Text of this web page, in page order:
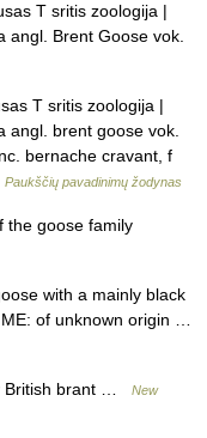
T sritis zoologija |
angl. Brent Goose vok.
T sritis zoologija |
angl. brent goose vok.
bernache cravant, f
Paukščių pavadinimų žodynas
the goose family
with a mainly black
of unknown origin …
British brant …
New